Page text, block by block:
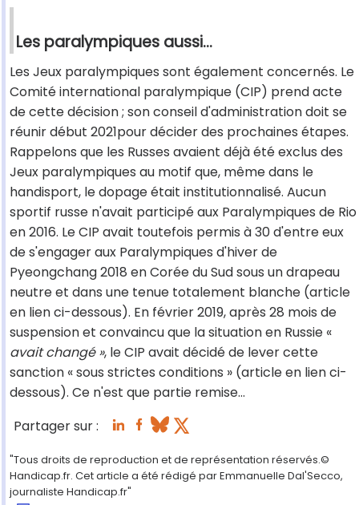
Les paralympiques aussi…
Les Jeux paralympiques sont également concernés. Le
Comité international paralympique (CIP) prend acte
de cette décision ; son conseil d'administration doit se
réunir début 2021pour décider des prochaines étapes.
Rappelons que les Russes avaient déjà été exclus des
Jeux paralympiques au motif que, même dans le
handisport, le dopage était institutionnalisé. Aucun
sportif russe n'avait participé aux Paralympiques de Rio
en 2016. Le CIP avait toutefois permis à 30 d'entre eux
de s'engager aux Paralympiques d'hiver de
Pyeongchang 2018 en Corée du Sud sous un drapeau
neutre et dans une tenue totalement blanche (article
en lien ci-dessous). En février 2019, après 28 mois de
suspension et convaincu que la situation en Russie «
avait changé », le CIP avait décidé de lever cette
sanction « sous strictes conditions » (article en lien ci-
dessous). Ce n'est que partie remise…
Partager sur :
"Tous droits de reproduction et de représentation réservés.©
Handicap.fr. Cet article a été rédigé par Emmanuelle Dal'Secco,
journaliste Handicap.fr"